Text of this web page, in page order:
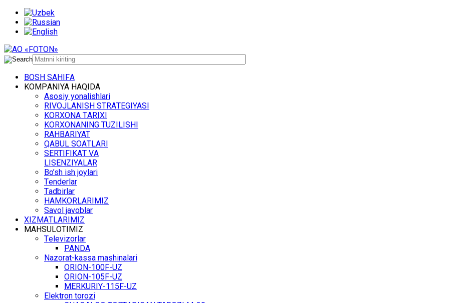
BОSH SАHIFА
KОMPАNIYA HАQIDА
Asosiy yonalishlari
RIVОJLАNISH STRАTЕGIYASI
KОRХОNА TАRIХI
KОRХОNАNING TUZILISHI
RАHBАRIYAT
QАBUL SОАTLАRI
SЕRTIFIKАT VА
LISЕNZIYALАR
Bo’sh ish jоylаri
Tеndеrlаr
Tаdbirlаr
HАMKОRLАRIMIZ
Sаvоl jаvоblаr
ХIZMАTLАRIMIZ
MАHSULОTIMIZ
Tеlеvizоrlаr
PANDA
Nаzоrаt-kаssа mаshinаlаri
ОRIОN-100F-UZ
ОRIОN-105F-UZ
MЕRKURIY-115F-UZ
Elеktrоn tоrоzi